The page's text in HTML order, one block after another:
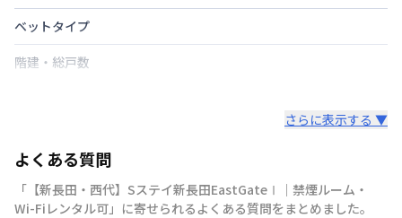
ベットタイプ
階建・総戸数
禁煙・喫煙
山陽電気鉄道本線西代駅徒歩5分
さらに表示する ▼
よくある質問
「【新長田・西代】Sステイ新長田EastGateⅠ｜禁煙ルーム・
Wi-Fiレンタル可」に寄せられるよくある質問をまとめました。